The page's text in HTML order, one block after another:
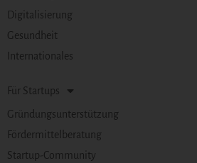
Digitalisierung
Gesundheit
Internationales
Für Startups
Gründungsunterstützung
Fördermittelberatung
Startup-Community